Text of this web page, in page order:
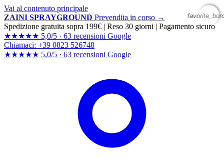
Vai al contenuto principale
ZAINI SPRAYGROUND Prevendita in corso →
Spedizione gratuita sopra 199€ | Reso 30 giorni | Pagamento sicuro
★★★★★ 5,0/5 · 63 recensioni Google
Chiamaci: +39 0823 526748
★★★★★ 5,0/5 · 63 recensioni Google